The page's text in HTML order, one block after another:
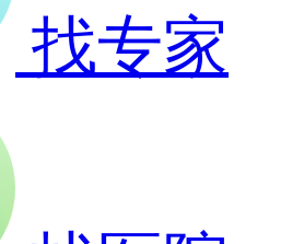
找专家